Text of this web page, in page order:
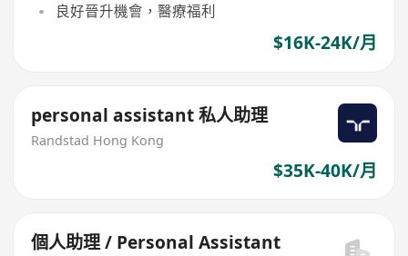
良好晉升機會，醫療福利
$16K-24K/月
personal assistant 私人助理
Randstad Hong Kong
$35K-40K/月
個人助理 / Personal Assistant